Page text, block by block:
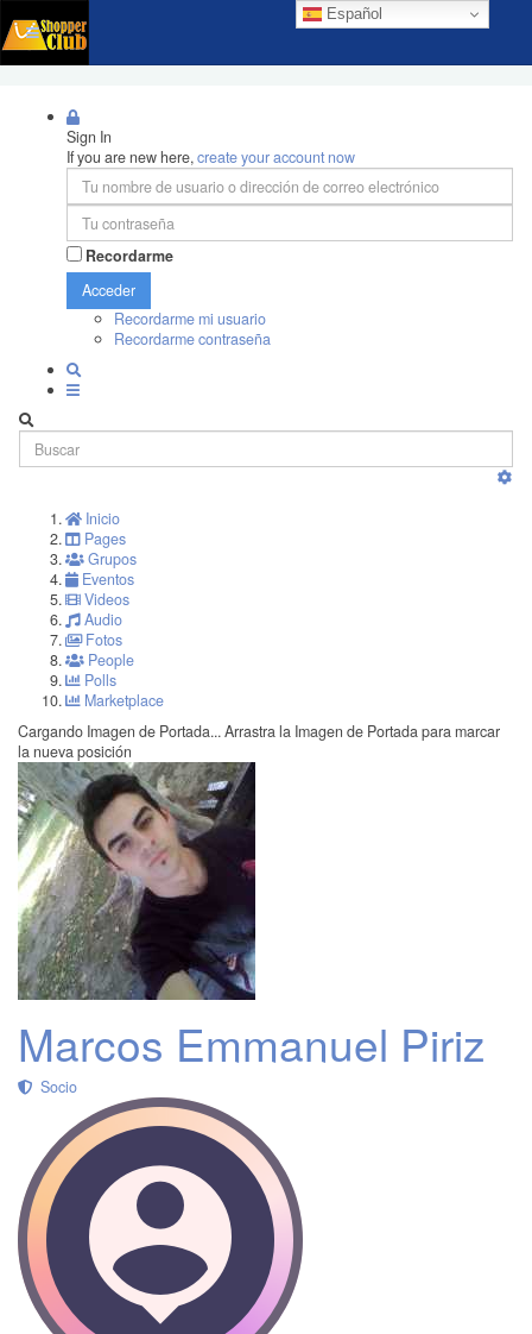
Español
Sign In
If you are new here,create your account now
Recordarme
Acceder
Recordarme mi usuario
Recordarme contraseña
Inicio
Pages
Grupos
Eventos
Videos
Audio
Fotos
People
Polls
Marketplace
Cargando Imagen de Portada... Arrastra la Imagen de Portada para marcar
la nueva posición
Marcos Emmanuel Piriz
Socio